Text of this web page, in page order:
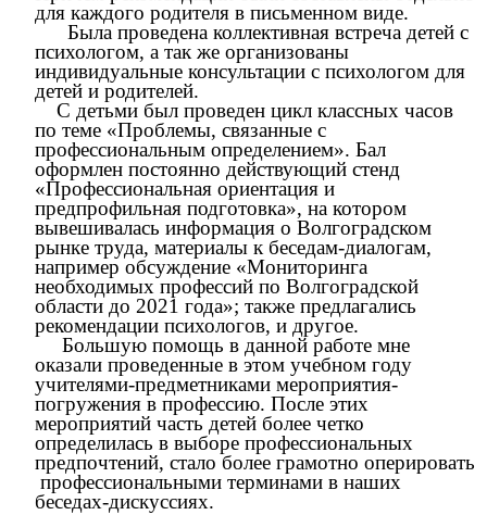
для каждого родителя в письменном виде.
Была проведена коллективная встреча детей с
психологом, а так же организованы
индивидуальные консультации с психологом для
детей и родителей.
С детьми был проведен цикл классных часов
по теме «Проблемы, связанные с
профессиональным определением». Бал
оформлен постоянно действующий стенд
«Профессиональная ориентация и
предпрофильная подготовка», на котором
вывешивалась информация о Волгоградском
рынке труда, материалы к беседам-диалогам,
например обсуждение «Мониторинга
необходимых профессий по Волгоградской
области до 2021 года»; также предлагались
рекомендации психологов, и другое.
Большую помощь в данной работе мне
оказали проведенные в этом учебном году
учителями-предметниками мероприятия-
погружения в профессию. После этих
мероприятий часть детей более четко
определилась в выборе профессиональных
предпочтений, стало более грамотно оперировать
профессиональными терминами в наших
беседах-дискуссиях.